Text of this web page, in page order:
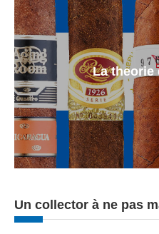
La theorie
Un collector à ne pas